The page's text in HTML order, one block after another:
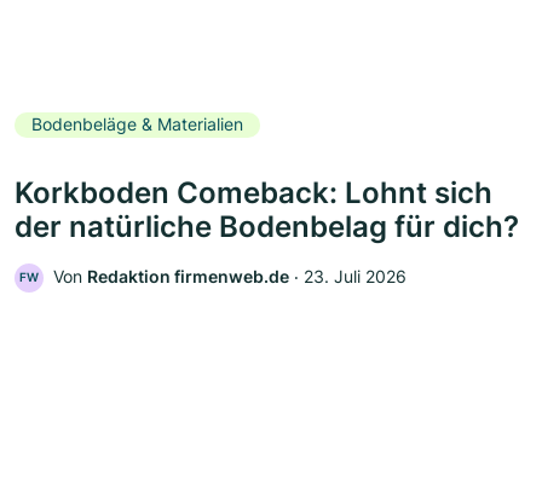
Bodenbeläge & Materialien
Korkboden Comeback: Lohnt sich
der natürliche Bodenbelag für dich?
FW Von Redaktion firmenweb.de ‧ 23. Juli 2026